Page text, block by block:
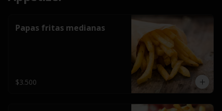
Papas fritas medianas
$3.500